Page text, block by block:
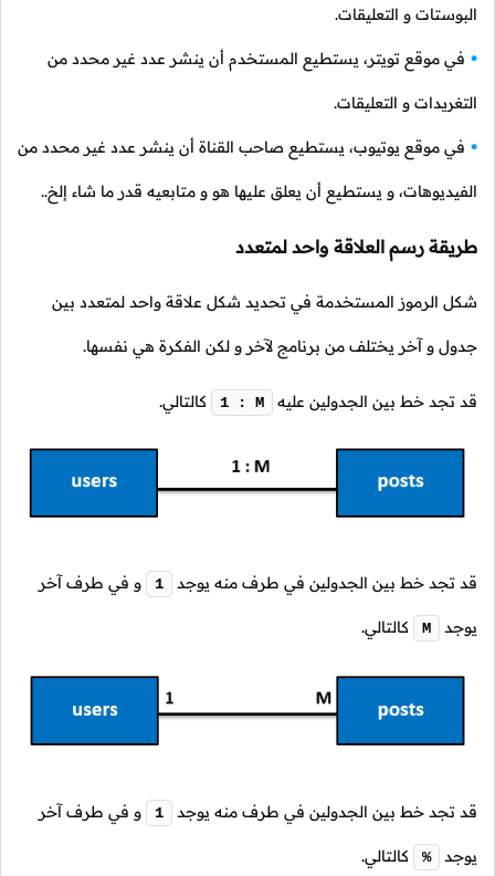
البوستات و التعليقات.
في موقع تويتر، يستطيع المستخدم أن ينشر عدد غير محدد من
التغريدات و التعليقات.
في موقع يوتيوب، يستطيع صاحب القناة أن ينشر عدد غير محدد من
الفيديوهات، و يستطيع أن يعلق عليها هو و متابعيه قدر ما شاء إلخ..
طريقة رسم العلاقة واحد لمتعدد
شكل الرموز المستخدمة في تحديد شكل علاقة واحد لمتعدد بين
جدول و آخر يختلف من برنامج لآخر و لكن الفكرة هي نفسها.
قد تجد خط بين الجدولين عليه 1 : M كالتالي.
قد تجد خط بين الجدولين في طرف منه يوجد 1 و في طرف آخر
يوجد M كالتالي.
قد تجد خط بين الجدولين في طرف منه يوجد 1 و في طرف آخر
يوجد % كالتالي.